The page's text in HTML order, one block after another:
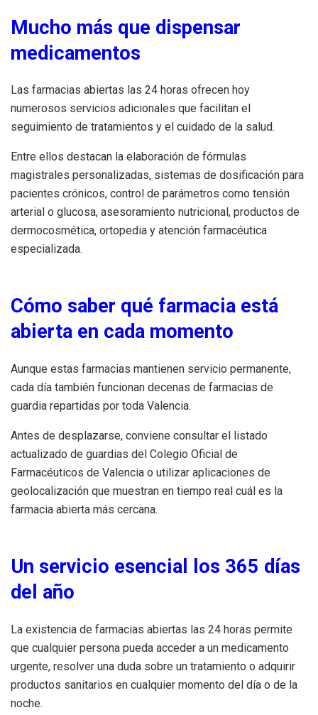
Mucho más que dispensar
medicamentos
Las farmacias abiertas las 24 horas ofrecen hoy
numerosos servicios adicionales que facilitan el
seguimiento de tratamientos y el cuidado de la salud.
Entre ellos destacan la elaboración de fórmulas
magistrales personalizadas, sistemas de dosificación para
pacientes crónicos, control de parámetros como tensión
arterial o glucosa, asesoramiento nutricional, productos de
dermocosmética, ortopedia y atención farmacéutica
especializada.
Cómo saber qué farmacia está
abierta en cada momento
Aunque estas farmacias mantienen servicio permanente,
cada día también funcionan decenas de farmacias de
guardia repartidas por toda Valencia.
Antes de desplazarse, conviene consultar el listado
actualizado de guardias del Colegio Oficial de
Farmacéuticos de Valencia o utilizar aplicaciones de
geolocalización que muestran en tiempo real cuál es la
farmacia abierta más cercana.
Un servicio esencial los 365 días
del año
La existencia de farmacias abiertas las 24 horas permite
que cualquier persona pueda acceder a un medicamento
urgente, resolver una duda sobre un tratamiento o adquirir
productos sanitarios en cualquier momento del día o de la
noche.